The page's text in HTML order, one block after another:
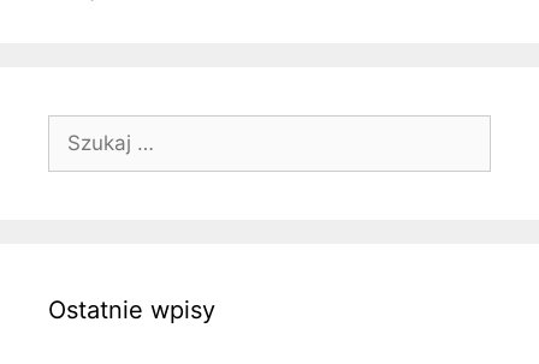
Ostatnie wpisy